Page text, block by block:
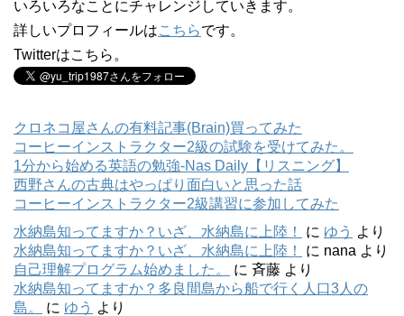
いろいろなことにチャレンジしていきます。
詳しいプロフィールはこちらです。
Twitterはこちら。
クロネコ屋さんの有料記事(Brain)買ってみた
コーヒーインストラクター2級の試験を受けてみた。
1分から始める英語の勉強-Nas Daily【リスニング】
西野さんの古典はやっぱり面白いと思った話
コーヒーインストラクター2級講習に参加してみた
水納島知ってますか？いざ、水納島に上陸！
に ゆう より
水納島知ってますか？いざ、水納島に上陸！
に nana より
自己理解プログラム始めました。
に 斉藤 より
水納島知ってますか？多良間島から船で行く人口3人の
島。
に ゆう より